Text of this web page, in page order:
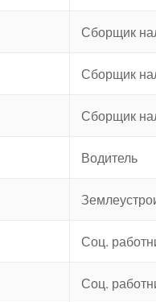
Сборщик
Сборщик
Сборщик
Водитель
Соц.
Соц.